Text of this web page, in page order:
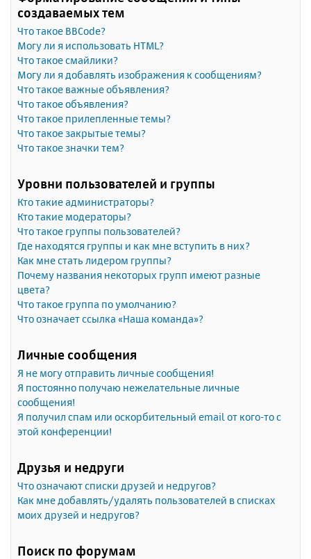
создаваемых тем
Что такое BBCode?
Могу ли я использовать HTML?
Что такое смайлики?
Могу ли я добавлять изображения к сообщениям?
Что такое важные объявления?
Что такое объявления?
Что такое прилепленные темы?
Что такое закрытые темы?
Что такое значки тем?
Уровни пользователей и группы
Кто такие администраторы?
Кто такие модераторы?
Что такое группы пользователей?
Где находятся группы и как мне вступить в них?
Как мне стать лидером группы?
Почему названия некоторых групп имеют разные
цвета?
Что такое группа по умолчанию?
Что означает ссылка «Наша команда»?
Личные сообщения
Я не могу отправить личные сообщения!
Я постоянно получаю нежелательные личные
сообщения!
Я получил спам или оскорбительный email от кого-то с
этой конференции!
Друзья и недруги
Что означают списки друзей и недругов?
Как мне добавлять/удалять пользователей в списках
моих друзей и недругов?
Поиск по форумам